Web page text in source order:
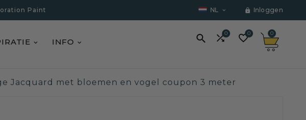
Paint NL   Inloggen
INFO  0 0 0
Jacquard met bloemen en vogel coupon 3 meter